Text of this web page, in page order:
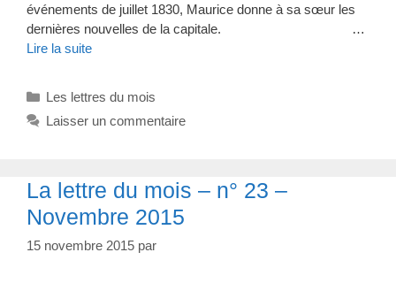
événements de juillet 1830, Maurice donne à sa sœur les
dernières nouvelles de la capitale. …
Lire la suite
Catégories
Les lettres du mois
Laisser un commentaire
La lettre du mois – n° 23 –
Novembre 2015
15 novembre 2015 par